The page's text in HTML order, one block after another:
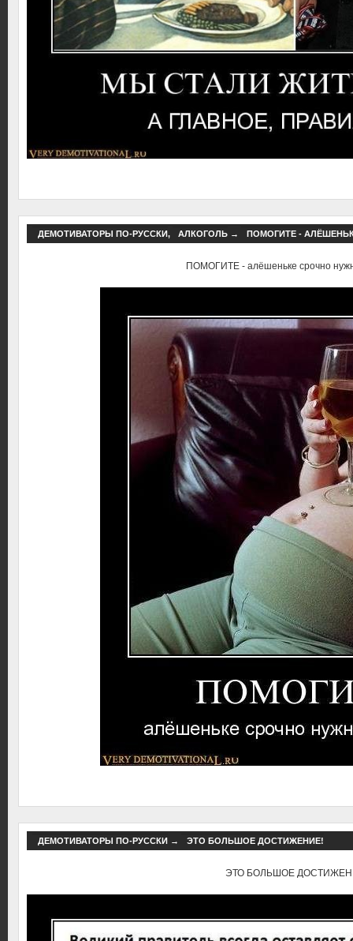
ДЕМОТИВАТОРЫ ПО-РУССКИ, АЛКОГОЛЬ→ ПОМОГИТЕ -
ПОМОГИТЕ - алёшеньке срочно
ДЕМОТИВАТОРЫ ПО-РУССКИ→ ЭТО БОЛЬШОЕ ДОСТИЖЕНИЕ!
ЭТО БОЛЬШОЕ